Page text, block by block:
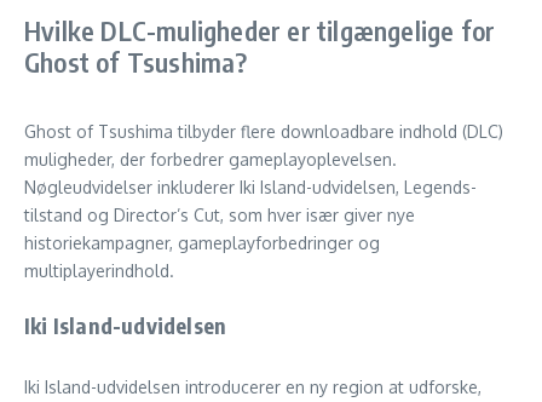
Hvilke DLC-muligheder er tilgængelige for
Ghost of Tsushima?
Ghost of Tsushima tilbyder flere downloadbare indhold (DLC)
muligheder, der forbedrer gameplayoplevelsen.
Nøgleudvidelser inkluderer Iki Island-udvidelsen, Legends-
tilstand og Director’s Cut, som hver især giver nye
historiekampagner, gameplayforbedringer og
multiplayerindhold.
Iki Island-udvidelsen
Iki Island-udvidelsen introducerer en ny region at udforske,